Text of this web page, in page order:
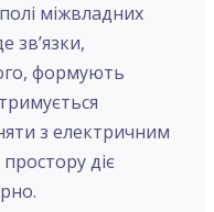
міжвладних
зв’язки,
формують
з електричним
діє